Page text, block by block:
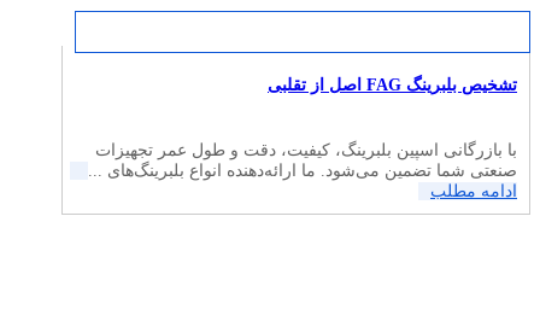
تشخیص بلبرینگ FAG اصل از تقلبی
با بازرگانی اسپین بلبرینگ، کیفیت، دقت و طول عمر تجهیزات
صنعتی شما تضمین می‌شود. ما ارائه‌دهنده انواع بلبرینگ‌های ...
ادامه مطلب